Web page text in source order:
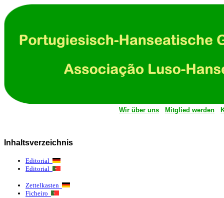
Wir über uns Mitglied werden
Inhaltsverzeichnis
Editorial
Editorial
Zettelkasten
Ficheiro